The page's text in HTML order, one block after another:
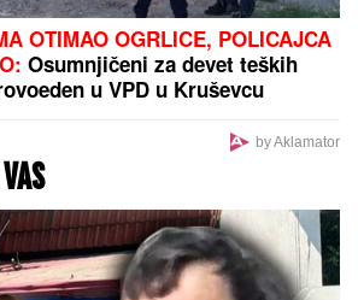
OTIMAO OGRLICE, POLICAJCA
Osumnjičeni za devet teških
u VPD u Kruševcu
by Aklamator